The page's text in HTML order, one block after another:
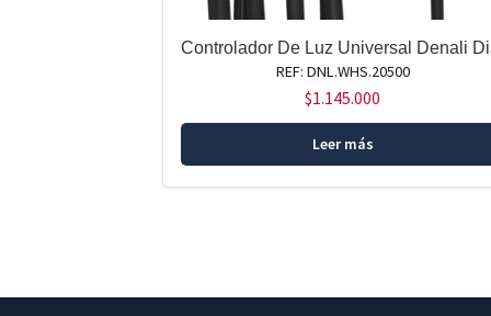
Controlador De Luz Universal Denali
REF: DNL.WHS.20500
$1.145.000
Leer más